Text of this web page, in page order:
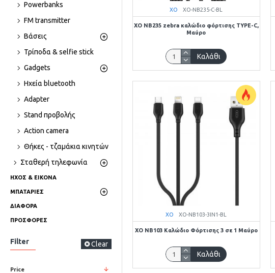
Powerbanks
FM transmitter
Βάσεις
Τρίποδα & selfie stick
Gadgets
Ηχεία bluetooth
Adapter
Stand προβολής
Action camera
Θήκες - τζαμάκια κινητών
Σταθερή τηλεφωνία
ΗΧΟΣ & ΕΙΚΟΝΑ
ΜΠΑΤΑΡΙΕΣ
ΔΙΑΦΟΡΑ
ΠΡΟΣΦΟΡΕΣ
Filter Clear
Price
XO XO-NB235-C-BL
XO NB235 zebra καλώδιο φόρτισης TYPE-C,
Μαύρο
Καλάθι
XO XO-NB103-3IN1-BL
XO NB103 Καλώδιο Φόρτισης 3 σε 1 Μαύρο
Καλάθι